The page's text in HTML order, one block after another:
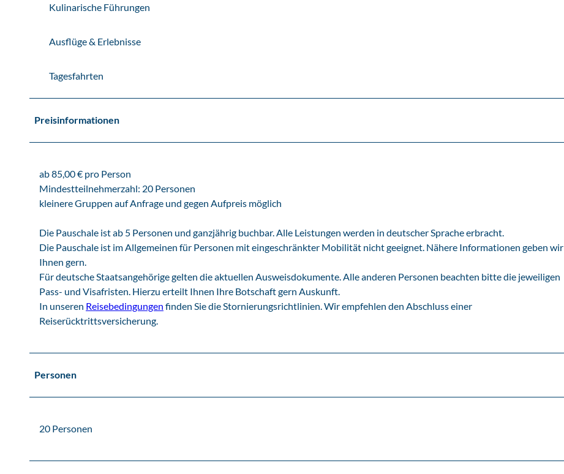
Kulinarische Führungen
Ausflüge & Erlebnisse
Tagesfahrten
Preisinformationen
ab 85,00 € pro Person
Mindestteilnehmerzahl: 20 Personen
kleinere Gruppen auf Anfrage und gegen Aufpreis möglich
Die Pauschale ist ab 5 Personen und ganzjährig buchbar. Alle Leistungen werden in deutscher Sprache erbracht.
Die Pauschale ist im Allgemeinen für Personen mit eingeschränkter Mobilität nicht geeignet. Nähere Informationen geben wir
Ihnen gern.
Für deutsche Staatsangehörige gelten die aktuellen Ausweisdokumente. Alle anderen Personen beachten bitte die jeweiligen
Pass- und Visafristen. Hierzu erteilt Ihnen Ihre Botschaft gern Auskunft.
In unseren Reisebedingungen finden Sie die Stornierungsrichtlinien. Wir empfehlen den Abschluss einer
Reiserücktrittsversicherung.
Personen
20 Personen